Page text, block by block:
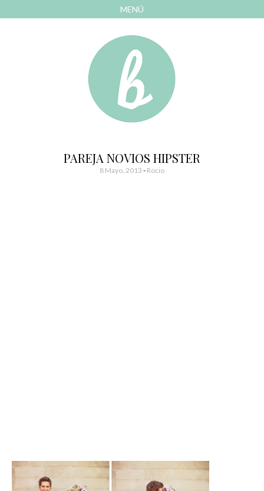
MENÚ
Bonitismos
PAREJA NOVIOS HIPSTER
8 Mayo, 2013 - Rocio